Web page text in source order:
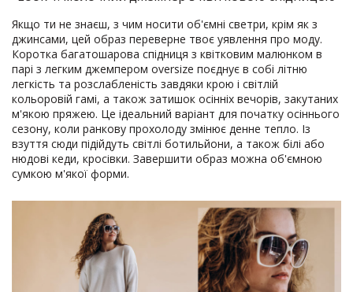
Якщо ти не знаєш, з чим носити об'ємні светри, крім як з
джинсами, цей образ переверне твоє уявлення про моду.
Коротка багатошарова спідниця з квітковим малюнком в
парі з легким джемпером oversize поєднує в собі літню
легкість та розслабленість завдяки крою і світлій
кольоровій гамі, а також затишок осінніх вечорів, закутаних
м'якою пряжею. Це ідеальний варіант для початку осіннього
сезону, коли ранкову прохолоду змінює денне тепло. Із
взуття сюди підійдуть світлі ботильйони, а також білі або
нюдові кеди, кросівки. Завершити образ можна об'ємною
сумкою м'якої форми.